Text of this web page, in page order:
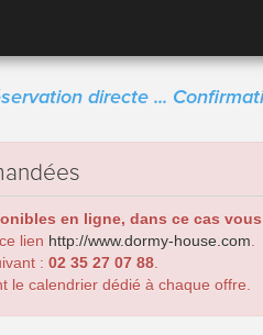
directe ...
en ligne, dans ce cas
lien http://www.dormy-house.com
: 02 35 27 07 88
le calendrier dédié à chaque offre.